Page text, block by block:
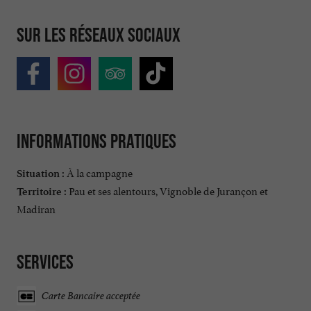
Sur les réseaux sociaux
Informations pratiques
Situation : À la campagne
Territoire : Pau et ses alentours, Vignoble de Jurançon et
Madiran
Services
Carte Bancaire acceptée